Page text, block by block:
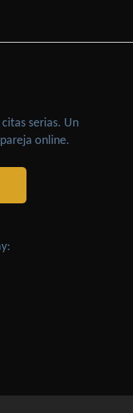
serias. Un
online.